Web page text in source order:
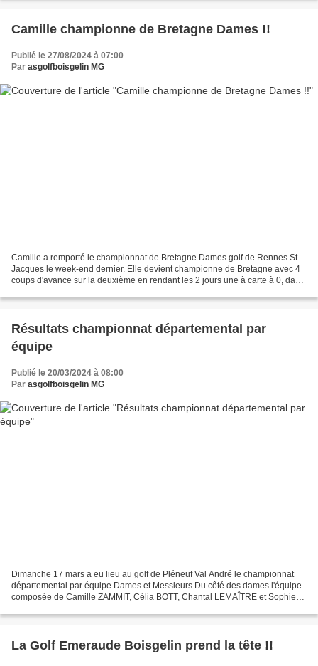
Camille championne de Bretagne Dames !!
Publié le 27/08/2024 à 07:00
Par asgolfboisgelin MG
Camille a remporté le championnat de Bretagne Dames golf de Rennes St
Jacques le week-end dernier. Elle devient championne de Bretagne avec 4
coups d'avance sur la deuxième en rendant les 2 jours une à carte à 0, dans
Résultats championnat départemental par
équipe
Publié le 20/03/2024 à 08:00
Par asgolfboisgelin MG
Dimanche 17 mars a eu lieu au golf de Pléneuf Val André le championnat
départemental par équipe Dames et Messieurs Du côté des dames l'équipe
composée de Camille ZAMMIT, Célia BOTT, Chantal LEMAÎTRE et Sophie
La Golf Emeraude Boisgelin prend la tête !!